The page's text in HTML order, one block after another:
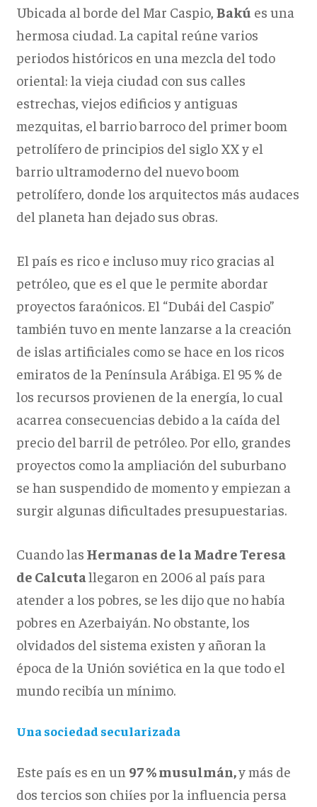
Ubicada al borde del Mar Caspio, Bakú es una
hermosa ciudad. La capital reúne varios
periodos históricos en una mezcla del todo
oriental: la vieja ciudad con sus calles
estrechas, viejos edificios y antiguas
mezquitas, el barrio barroco del primer boom
petrolífero de principios del siglo XX y el
barrio ultramoderno del nuevo boom
petrolífero, donde los arquitectos más audaces
del planeta han dejado sus obras.
El país es rico e incluso muy rico gracias al
petróleo, que es el que le permite abordar
proyectos faraónicos. El “Dubái del Caspio”
también tuvo en mente lanzarse a la creación
de islas artificiales como se hace en los ricos
emiratos de la Península Arábiga. El 95 % de
los recursos provienen de la energía, lo cual
acarrea consecuencias debido a la caída del
precio del barril de petróleo. Por ello, grandes
proyectos como la ampliación del suburbano
se han suspendido de momento y empiezan a
surgir algunas dificultades presupuestarias.
Cuando las Hermanas de la Madre Teresa
de Calcutallegaron en 2006 al país para
atender a los pobres, se les dijo que no había
pobres en Azerbaiyán. No obstante, los
olvidados del sistema existen y añoran la
época de la Unión soviética en la que todo el
mundo recibía un mínimo.
Una sociedad secularizada
Este país es en un 97 % musulmán,y más de
dos tercios son chiíes por la influencia persa